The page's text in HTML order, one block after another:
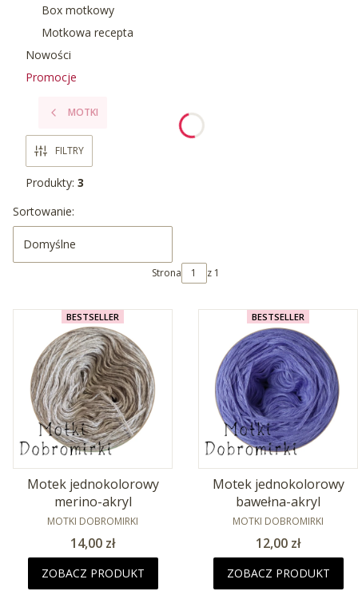
Box motkowy
Motkowa recepta
Nowości
Promocje
MOTKI
FILTRY
Produkty: 3
Lista produktów
Sortowanie:
Domyślne
Strona z 1
BESTSELLER
Motek jednokolorowy
merino-akryl
PRODUCENT
MOTKI DOBROMIRKI
Cena
14,00 zł
ZOBACZ PRODUKT
BESTSELLER
Motek jednokolorowy
bawełna-akryl
PRODUCENT
MOTKI DOBROMIRKI
Cena
12,00 zł
ZOBACZ PRODUKT